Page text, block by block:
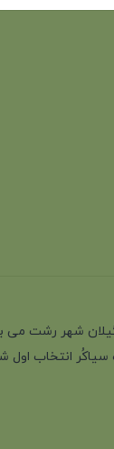
... در استان سرسبز
انتخاب اول